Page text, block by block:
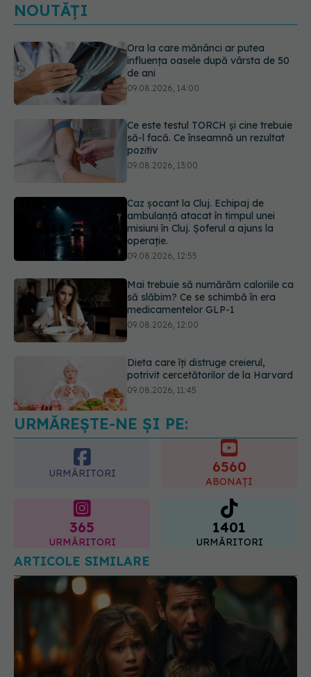
NOUTĂȚI
Ce este testul TORCH și cine trebuie
să-l facă. Ce înseamnă un rezultat
pozitiv
Caz șocant la Cluj. Echipaj de
ambulanță atacat în timpul unei
misiuni în Cluj. Șoferul a ajuns la
Mai trebuie să numărăm caloriile ca
să slăbim? Ce se schimbă în era
medicamentelor GLP-1
09.08.2026, 12:00
Dieta care îți distruge creierul,
potrivit cercetătorilor de la Harvard
09.08.2026, 11:45
Ora la care mănânci ar putea
influența oasele după vârsta de 50
URMĂREȘTE-NE ȘI PE:
URMĂRITORI
365 1401
URMĂRITORI
ARTICOLE SIMILARE